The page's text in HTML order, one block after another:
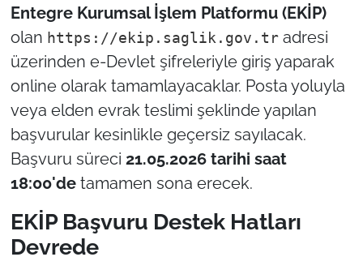
Entegre Kurumsal İşlem Platformu (EKİP)
olan https://ekip.saglik.gov.tradresi
üzerinden e-Devlet şifreleriyle giriş yaparak
online olarak tamamlayacaklar. Posta yoluyla
veya elden evrak teslimi şeklinde yapılan
başvurular kesinlikle geçersiz sayılacak.
Başvuru süreci 21.05.2026 tarihi saat
18:00'detamamen sona erecek.
EKİP Başvuru Destek Hatları
Devrede